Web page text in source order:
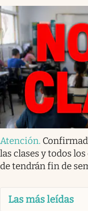
Atención.
las clases y todos
de tendrán fin de
Las más leídas